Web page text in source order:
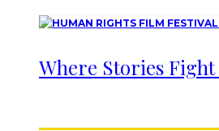
Where Stories